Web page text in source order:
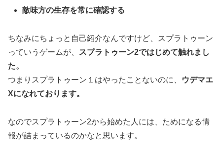
敵味方の生存を常に確認する
ちなみにちょっと自己紹介なんですけど、スプラトゥーン
っていうゲームが、
スプラトゥーン2ではじめて触れまし
た。
つまりスプラトゥーン１はやったことないのに、
ウデマエ
Xになれております。
なのでスプラトゥーン2から始めた人には、ためになる情
報が詰まっているのかなと思います。